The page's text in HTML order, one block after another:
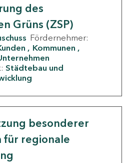
des
Grüns (ZSP)
Fördernehmer:
Kommunen
Städtebau und
besonderer
für regionale